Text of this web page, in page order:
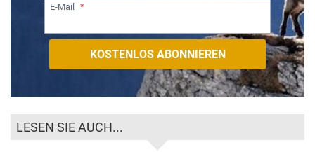
E-Mail
LESEN SIE AUCH...